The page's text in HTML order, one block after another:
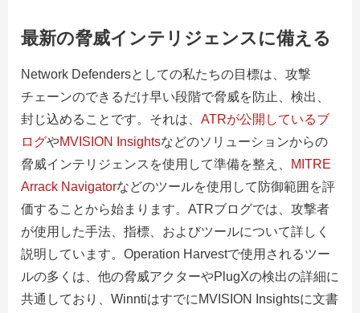
最新の脅威インテリジェンスに備える
Network Defendersとしての私たちの目標は、攻撃
チェーンのできるだけ早い段階で脅威を防止、検出、
封じ込めることです。 それは、 ATRが公開しているブ
ログやMVISION Insightsなどのソリューションからの
脅威インテリジェンスを使用して準備を整え、
MITRE
Arrack Navigatorなどのツールを使用して防御範囲を評
価することから始まります。 ATRブログでは、攻撃者
が使用した手法、指標、およびツールについて詳しく
説明しています。Operation Harvestで使用されるツー
ルの多くは、他の脅威アクターやPlugXの検出の詳細に
共通しており、WinntiはすでにMVISION Insightsに文書